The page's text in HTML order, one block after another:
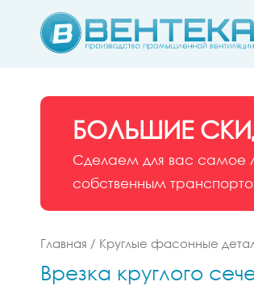
БОЛЬШИЕ
Сделаем для вас самое
собственным
Главная / Круглые фасонные
Врезка круглого